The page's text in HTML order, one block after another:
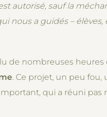
sauf la
nous a guidés –
de nombreuses heures
. Ce projet, un peu fou,
qui a réuni